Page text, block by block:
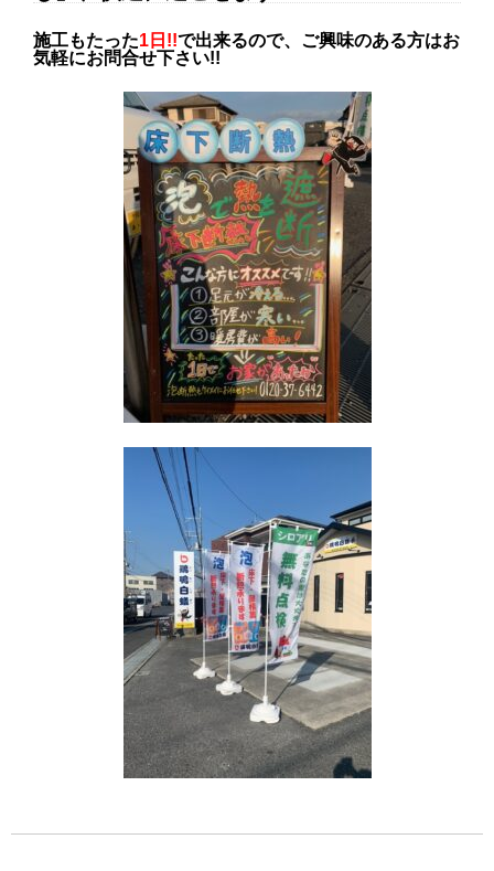
施工もたった1日!!で出来るので、ご興味のある方はお
気軽にお問合せ下さい!!